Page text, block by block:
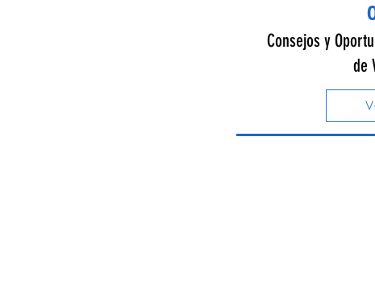
Consejos y
de